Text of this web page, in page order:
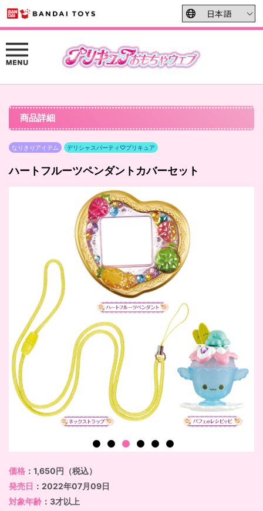
商品詳細
なりきりアイテム デリシャスパーティ♡プリキュア
ハートフルーツペンダントカバーセット
価格 ：1,650円（税込）
発売日 ：2022年07月09日
対象年齢 ：3才以上